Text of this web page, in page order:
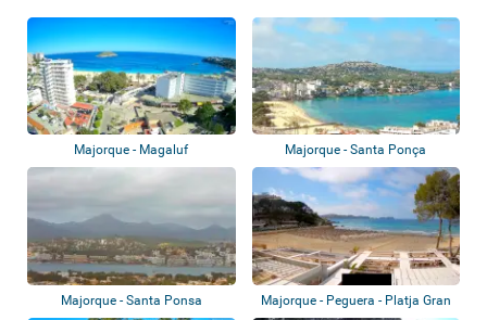
Majorque - Magaluf Majorque - Santa Ponça
Majorque - Santa Ponsa
Majorque - Peguera - Platja Gran